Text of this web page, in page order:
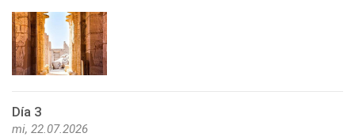
Día 3
mi, 22.07.2026